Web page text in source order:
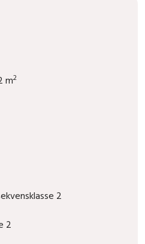
m2
2
2